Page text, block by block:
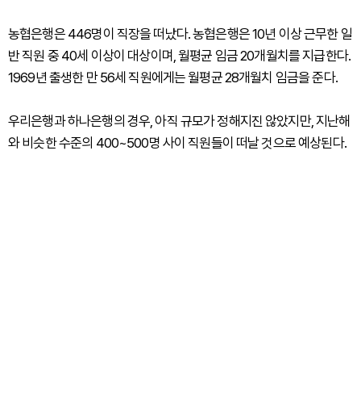
농협은행은 446명이 직장을 떠났다. 농협은행은 10년 이상 근무한 일
반 직원 중 40세 이상이 대상이며, 월평균 임금 20개월치를 지급한다.
1969년 출생한 만 56세 직원에게는 월평균 28개월치 임금을 준다.
우리은행과 하나은행의 경우, 아직 규모가 정해지진 않았지만, 지난해
와 비슷한 수준의 400~500명 사이 직원들이 떠날 것으로 예상된다.